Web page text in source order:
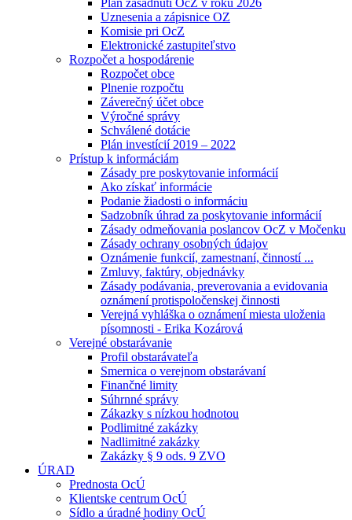
Plán zasadnutí OcZ v roku 2026
Uznesenia a zápisnice OZ
Komisie pri OcZ
Elektronické zastupiteľstvo
Rozpočet a hospodárenie
Rozpočet obce
Plnenie rozpočtu
Záverečný účet obce
Výročné správy
Schválené dotácie
Plán investícií 2019 – 2022
Prístup k informáciám
Zásady pre poskytovanie informácií
Ako získať informácie
Podanie žiadosti o informáciu
Sadzobník úhrad za poskytovanie informácií
Zásady odmeňovania poslancov OcZ v Močenku
Zásady ochrany osobných údajov
Oznámenie funkcií, zamestnaní, činností ...
Zmluvy, faktúry, objednávky
Zásady podávania, preverovania a evidovania
oznámení protispoločenskej činnosti
Verejná vyhláška o oznámení miesta uloženia
písomnosti - Erika Kozárová
Verejné obstarávanie
Profil obstarávateľa
Smernica o verejnom obstarávaní
Finančné limity
Súhrnné správy
Zákazky s nízkou hodnotou
Podlimitné zakázky
Nadlimitné zakázky
Zakázky § 9 ods. 9 ZVO
ÚRAD
Prednosta OcÚ
Klientske centrum OcÚ
Sídlo a úradné hodiny OcÚ